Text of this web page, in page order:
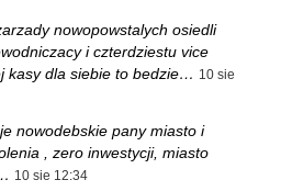
nowopowstalych osiedli
i czterdziestu vice
kasy dla siebie to bedzie… 10 sie
nowodebskie pany miasto i
, zero inwestycji, miasto
10 sie 12:34